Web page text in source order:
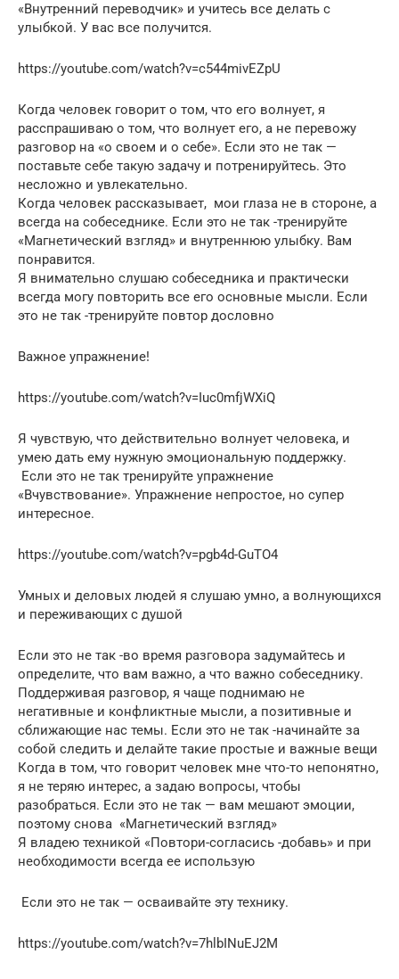
«Внутренний переводчик» и учитесь все делать с
улыбкой. У вас все получится.
https://youtube.com/watch?v=c544mivEZpU
Когда человек говорит о том, что его волнует, я
расспрашиваю о том, что волнует его, а не перевожу
разговор на «о своем и о себе». Если это не так —
поставьте себе такую задачу и потренируйтесь. Это
несложно и увлекательно.
Когда человек рассказывает, мои глаза не в стороне, а
всегда на собеседнике. Если это не так -тренируйте
«Магнетический взгляд» и внутреннюю улыбку. Вам
понравится.
Я внимательно слушаю собеседника и практически
всегда могу повторить все его основные мысли. Если
это не так -тренируйте повтор дословно
Важное упражнение!
https://youtube.com/watch?v=Iuc0mfjWXiQ
Я чувствую, что действительно волнует человека, и
умею дать ему нужную эмоциональную поддержку.
Если это не так тренируйте упражнение
«Вчувствование». Упражнение непростое, но супер
интересное.
https://youtube.com/watch?v=pgb4d-GuTO4
Умных и деловых людей я слушаю умно, а волнующихся
и переживающих с душой
Если это не так -во время разговора задумайтесь и
определите, что вам важно, а что важно собеседнику.
Поддерживая разговор, я чаще поднимаю не
негативные и конфликтные мысли, а позитивные и
сближающие нас темы. Если это не так -начинайте за
собой следить и делайте такие простые и важные вещи
Когда в том, что говорит человек мне что-то непонятно,
я не теряю интерес, а задаю вопросы, чтобы
разобраться. Если это не так — вам мешают эмоции,
поэтому снова «Магнетический взгляд»
Я владею техникой «Повтори-согласись -добавь» и при
необходимости всегда ее использую
Если это не так — осваивайте эту технику.
https://youtube.com/watch?v=7hlbINuEJ2M